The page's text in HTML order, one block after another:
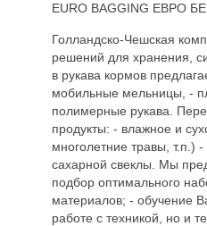
EURO BAGGING ЕВРО
Голландско-Чешская
решений для хранения,
в рукава кормов
мобильные мельницы, -
полимерные рукава.
продукты: - влажное и
многолетние травы, т.п.)
сахарной свеклы. Мы
подбор оптимального
материалов; - обучение
работе с техникой, но и